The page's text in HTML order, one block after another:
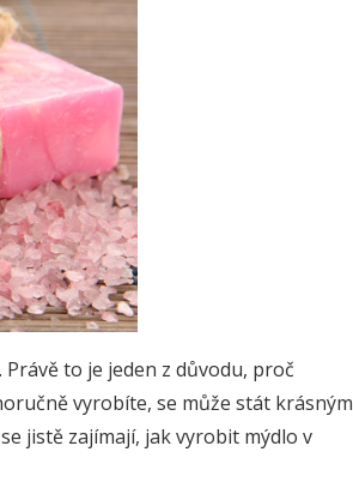
to je jeden z důvodu, proč
vyrobíte, se může stát krásným
jistě zajímají, jak vyrobit mýdlo v